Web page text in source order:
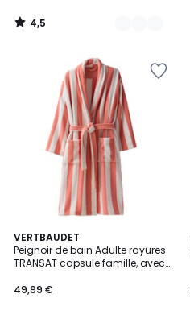
4,5
/
VERTBAUDET
Peignoir de bain Adulte rayures
TRANSAT capsule famille, avec
49,99 €
3
Couleurs